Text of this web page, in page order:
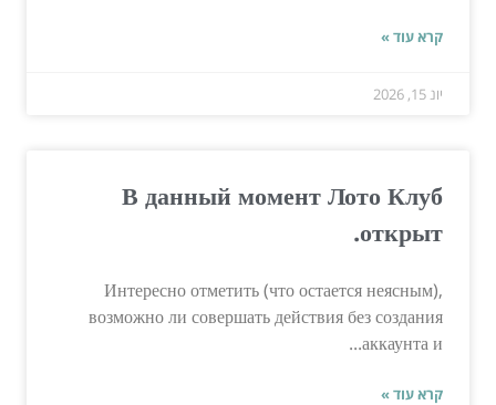
קרא עוד »
יונ 15, 2026
В данный момент Лото Клуб
открыт.
Интересно отметить (что остается неясным),
возможно ли совершать действия без создания
аккаунта и...
קרא עוד »